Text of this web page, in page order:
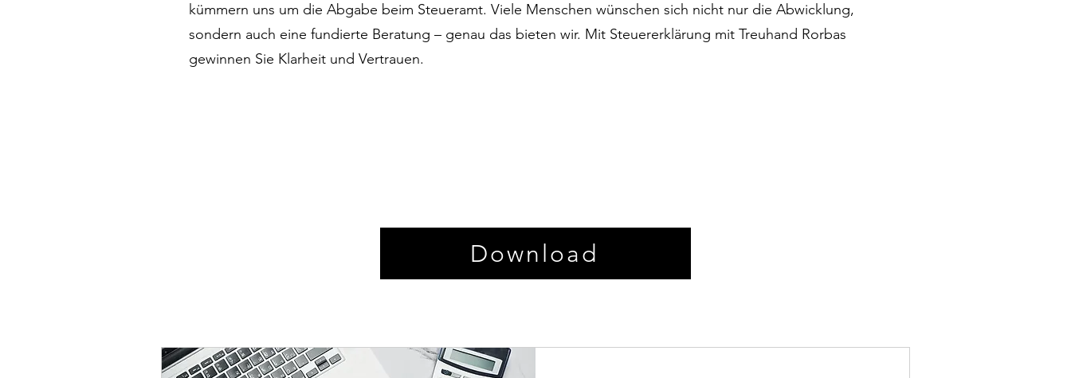
kümmern uns um die Abgabe beim Steueramt. Viele Menschen wünschen sich nicht nur die Abwicklung,
sondern auch eine fundierte Beratung – genau das bieten wir. Mit Steuererklärung mit Treuhand Rorbas
gewinnen Sie Klarheit und Vertrauen.
Download